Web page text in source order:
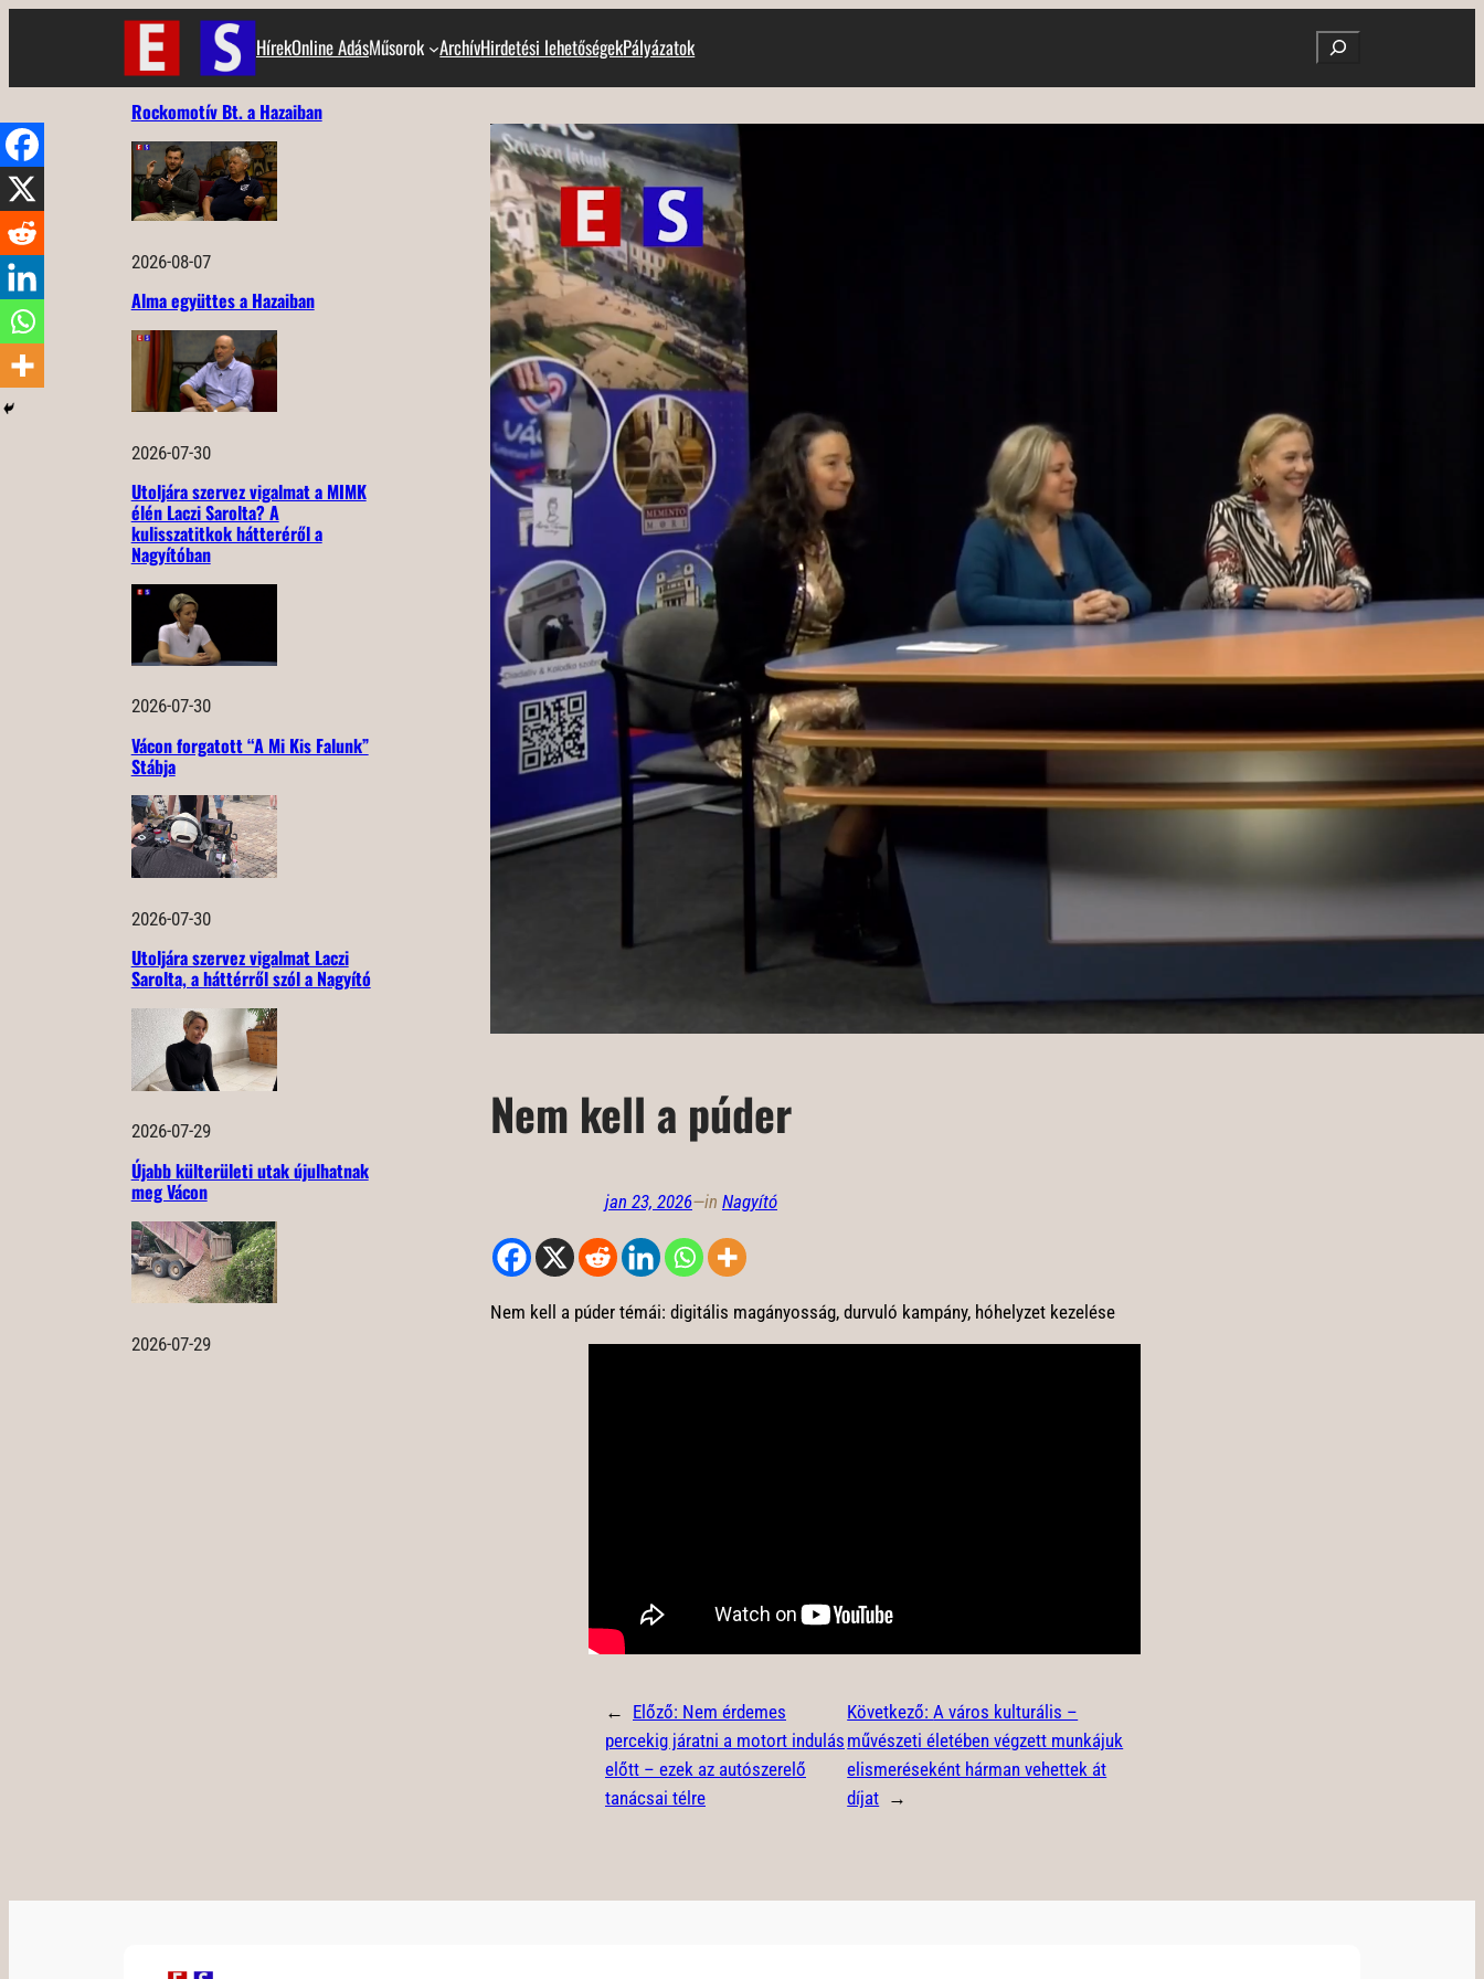
HírekOnline AdásMűsorok ArchívHirdetési lehetőségekPályázatok Search
Rockomotív Bt. a Hazaiban
2026-08-07
Alma együttes a Hazaiban
2026-07-30
Utoljára szervez vigalmat a MIMK
élén Laczi Sarolta? A
kulisszatitkok hátteréről a
Nagyítóban
2026-07-30
Vácon forgatott “A Mi Kis Falunk”
Stábja
2026-07-30
Utoljára szervez vigalmat Laczi
Sarolta, a háttérről szól a Nagyító
2026-07-29
Újabb külterületi utak újulhatnak
meg Vácon
2026-07-29
Nem kell a púder
jan 23, 2026—in Nagyító
Nem kell a púder témái: digitális magányosság, durvuló kampány, hóhelyzet kezelése
← Előző: Nem érdemes
percekig járatni a motort indulás
előtt – ezek az autószerelő
tanácsai télre
Következő:A város kulturális –
művészeti életében végzett munkájuk
elismeréseként hárman vehettek át
díjat →